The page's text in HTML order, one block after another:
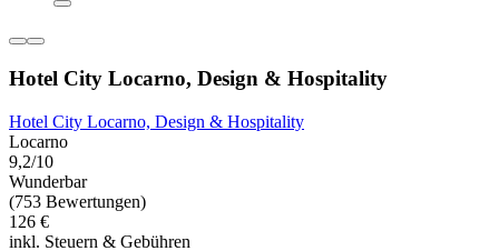
Hotel City Locarno, Design & Hospitality
Hotel City Locarno, Design & Hospitality
Locarno
9,2/10
Wunderbar
(753 Bewertungen)
126 €
inkl. Steuern & Gebühren